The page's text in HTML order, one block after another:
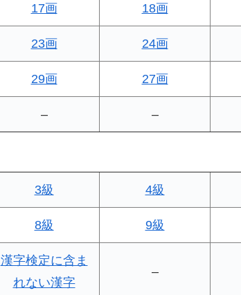
17画 18画
23画 24画
29画 27画
– –
3級 4級
8級 9級
漢字検定に含ま
れない漢字
–